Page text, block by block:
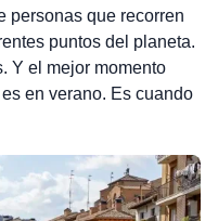
personas que recorren
puntos del planeta.
Y el mejor momento
en verano. Es cuando